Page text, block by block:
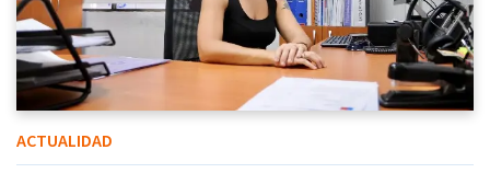
ACTUALIDAD